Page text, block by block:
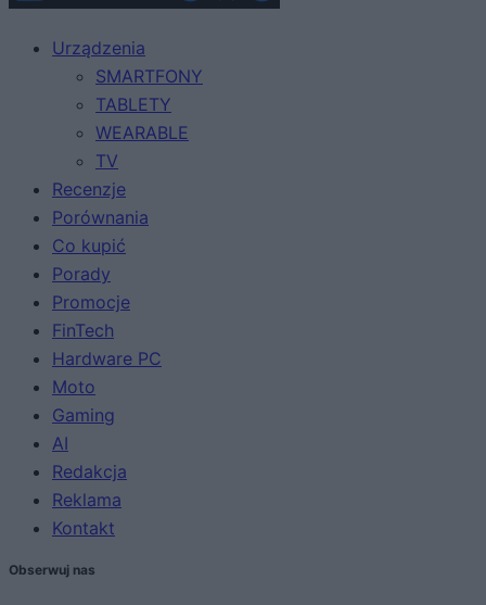
Urządzenia
SMARTFONY
TABLETY
WEARABLE
TV
Recenzje
Porównania
Co kupić
Porady
Promocje
FinTech
Hardware PC
Moto
Gaming
AI
Redakcja
Reklama
Kontakt
Obserwuj nas